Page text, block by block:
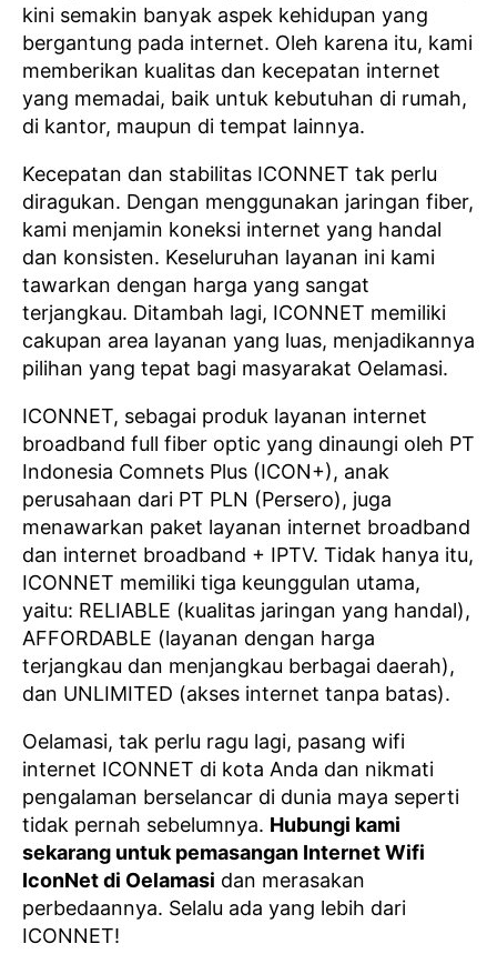
kini semakin banyak aspek kehidupan yang
bergantung pada internet. Oleh karena itu, kami
memberikan kualitas dan kecepatan internet
yang memadai, baik untuk kebutuhan di rumah,
di kantor, maupun di tempat lainnya.
Kecepatan dan stabilitas ICONNET tak perlu
diragukan. Dengan menggunakan jaringan fiber,
kami menjamin koneksi internet yang handal
dan konsisten. Keseluruhan layanan ini kami
tawarkan dengan harga yang sangat
terjangkau. Ditambah lagi, ICONNET memiliki
cakupan area layanan yang luas, menjadikannya
pilihan yang tepat bagi masyarakat Oelamasi.
ICONNET, sebagai produk layanan internet
broadband full fiber optic yang dinaungi oleh PT
Indonesia Comnets Plus (ICON+), anak
perusahaan dari PT PLN (Persero), juga
menawarkan paket layanan internet broadband
dan internet broadband + IPTV. Tidak hanya itu,
ICONNET memiliki tiga keunggulan utama,
yaitu: RELIABLE (kualitas jaringan yang handal),
AFFORDABLE (layanan dengan harga
terjangkau dan menjangkau berbagai daerah),
dan UNLIMITED (akses internet tanpa batas).
Oelamasi, tak perlu ragu lagi, pasang wifi
internet ICONNET di kota Anda dan nikmati
pengalaman berselancar di dunia maya seperti
tidak pernah sebelumnya. Hubungi kami
sekarang untuk pemasangan Internet Wifi
IconNet di Oelamasi dan merasakan
perbedaannya. Selalu ada yang lebih dari
ICONNET!